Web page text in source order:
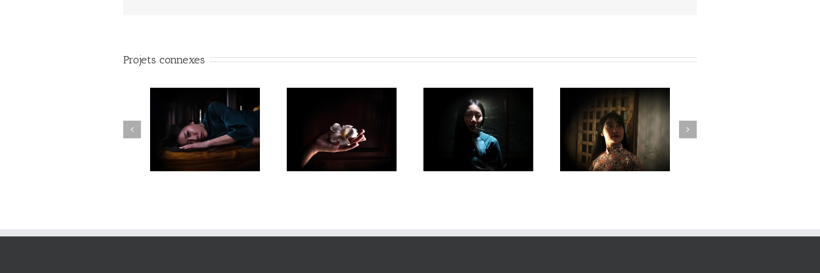
Projets connexes
Fleuve #039
Fleuve #038 Fleuve#036 Fleuve #036